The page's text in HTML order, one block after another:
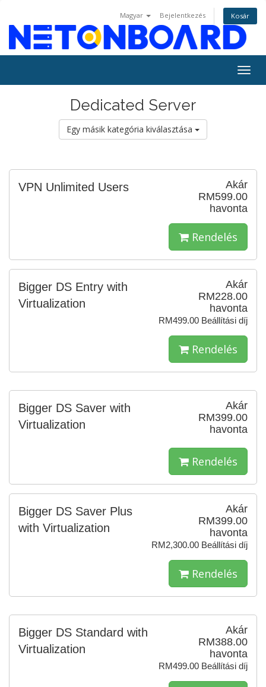
Magyar Bejelentkezés Kosár
Dedicated Server
Egy másik kategória kiválasztása
Akár
RM599.00
havonta
VPN Unlimited Users
Rendelés
Akár
RM228.00
havonta
RM499.00 Beállítási díj
Bigger DS Entry with
Virtualization
Rendelés
Akár
RM399.00
havonta
Bigger DS Saver with
Virtualization
Rendelés
Akár
RM399.00
havonta
RM2,300.00 Beállítási díj
Bigger DS Saver Plus
with Virtualization
Rendelés
Akár
RM388.00
havonta
RM499.00 Beállítási díj
Bigger DS Standard with
Virtualization